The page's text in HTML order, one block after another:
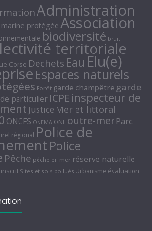
Administration
marine protégée Association
biodiversité bruit
territoriale
Corse Déchets Eau Elu(e)
Espaces naturels
Forêt garde champêtre garde
particulier ICPE inspecteur de
Justice Mer et littoral
ONCFS ONEMA ONF outre-mer Parc
régional Police de
Police
Pêche pêche en mer réserve naturelle
Sites et sols pollués Urbanisme évaluation